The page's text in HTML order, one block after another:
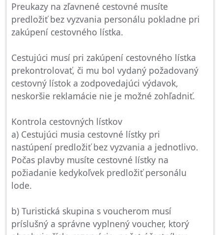
Preukazy na zľavnené cestovné musíte
predložiť bez vyzvania personálu pokladne pri
zakúpení cestovného lístka.
Cestujúci musí pri zakúpení cestovného lístka
prekontrolovať, či mu bol vydaný požadovaný
cestovný lístok a zodpovedajúci výdavok,
neskoršie reklamácie nie je možné zohľadniť.
Kontrola cestovných lístkov
a) Cestujúci musia cestovné lístky pri
nastúpení predložiť bez vyzvania a jednotlivo.
Počas plavby musíte cestovné lístky na
požiadanie kedykoľvek predložiť personálu
lode.
b) Turistická skupina s voucherom musí
príslušný a správne vyplnený voucher, ktorý